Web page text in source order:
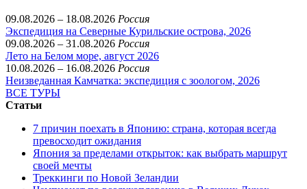
09.08.2026 – 18.08.2026 Россия
Экспедиция на Северные Курильские острова, 2026
09.08.2026 – 31.08.2026 Россия
Лето на Белом море, август 2026
10.08.2026 – 16.08.2026 Россия
Неизведанная Камчатка: экспедиция с зоологом, 2026
ВСЕ ТУРЫ
Статьи
7 причин поехать в Японию: страна, которая всегда
превосходит ожидания
Япония за пределами открыток: как выбрать маршрут
своей мечты
Треккинги по Новой Зеландии